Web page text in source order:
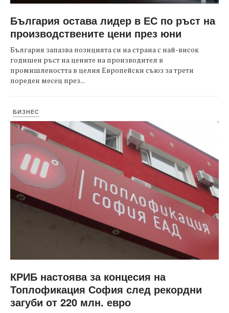
България остава лидер в ЕС по ръст на
производствените цени през юни
България запазва позицията си на страна с най-висок
годишен ръст на цените на производител в
промишлеността в целия Европейски съюз за трети
пореден месец през...
БИЗНЕС
КРИБ настоява за концесия на
Топлофикация София след рекордни
загуби от 220 млн. евро